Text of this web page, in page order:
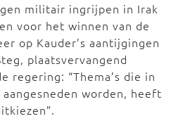
militair ingrijpen in Irak
voor het winnen van de
op Kauder’s aantijgingen
plaatsvervangend
regering: “Thema’s die in
worden, heeft